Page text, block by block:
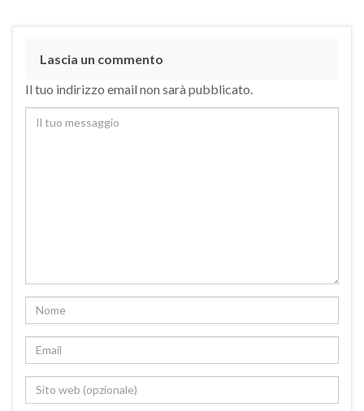
Lascia un commento
Il tuo indirizzo email non sarà pubblicato.